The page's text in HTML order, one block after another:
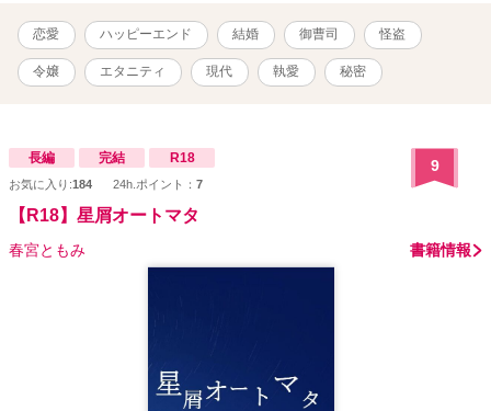
れながらも正体を隠そうとする怪盗令嬢の、嘘と真実が絡み合う危
険でミステリアスな恋のおはなし。
恋愛 ハッピーエンド 結婚 御曹司 怪盗
令嬢 エタニティ 現代 執愛 秘密
長編 完結 R18
お気に入り:184 24h.ポイント： 7
9
【R18】星屑オートマタ
春宮ともみ 書籍情報